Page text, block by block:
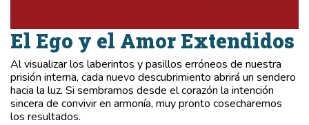
El Ego y el Amor Extendidos
Al visualizar los laberintos y pasillos erróneos de nuestra
prisión interna, cada nuevo descubrimiento abrirá un sendero
hacia la luz. Si sembramos desde el corazón la intención
sincera de convivir en armonía, muy pronto cosecharemos
los resultados.